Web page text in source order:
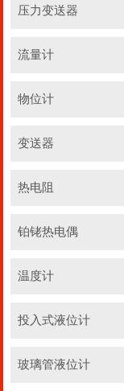
压力变送器
流量计
物位计
变送器
热电阻
铂铑热电偶
温度计
投入式液位计
玻璃管液位计